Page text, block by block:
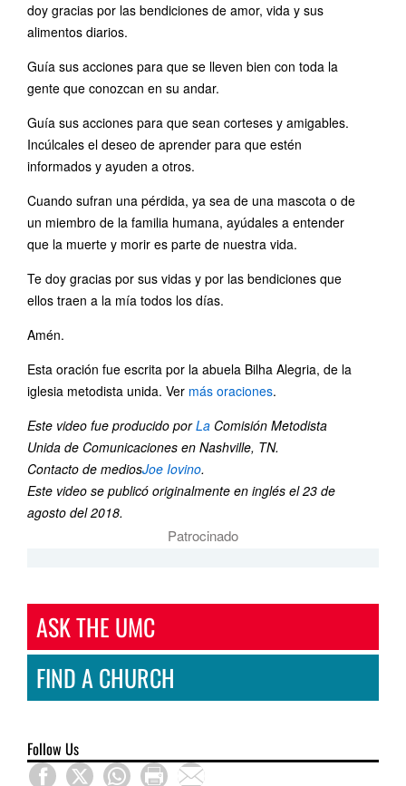
doy gracias por las bendiciones de amor, vida y sus
alimentos diarios.
Guía sus acciones para que se lleven bien con toda la
gente que conozcan en su andar.
Guía sus acciones para que sean corteses y amigables.
Incúlcales el deseo de aprender para que estén
informados y ayuden a otros.
Cuando sufran una pérdida, ya sea de una mascota o de
un miembro de la familia humana, ayúdales a entender
que la muerte y morir es parte de nuestra vida.
Te doy gracias por sus vidas y por las bendiciones que
ellos traen a la mía todos los días.
Amén.
Esta oración fue escrita por la abuela Bilha Alegria, de la
iglesia metodista unida. Ver más oraciones.
Este video fue producido porLa Comisión Metodista
Unida de Comunicaciones en Nashville, TN.
Contacto de mediosJoe Iovino.
Este video se publicó originalmente en inglés el 23 de
agosto del 2018.
Patrocinado
ASK THE UMC
FIND A CHURCH
Follow Us